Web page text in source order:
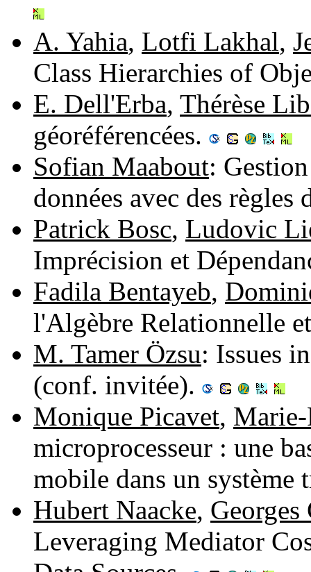
A. Yahia, Lotfi Lakhal,
Class Hierarchies of
E. Dell'Erba, Thérèse
géoréférencées.
Sofian Maabout:
données avec des
Patrick Bosc, Ludovic
Imprécision et
Fadila Bentayeb,
l'Algèbre Relationnelle
M. Tamer Özsu: Issues
(conf. invitée).
Monique Picavet, Marie-
microprocesseur : une
mobile dans un système
Hubert Naacke, Georges
Leveraging Mediator